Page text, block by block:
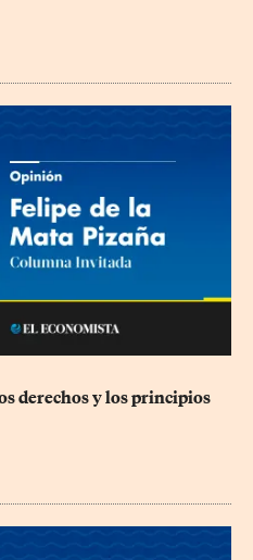
derechos y los principios